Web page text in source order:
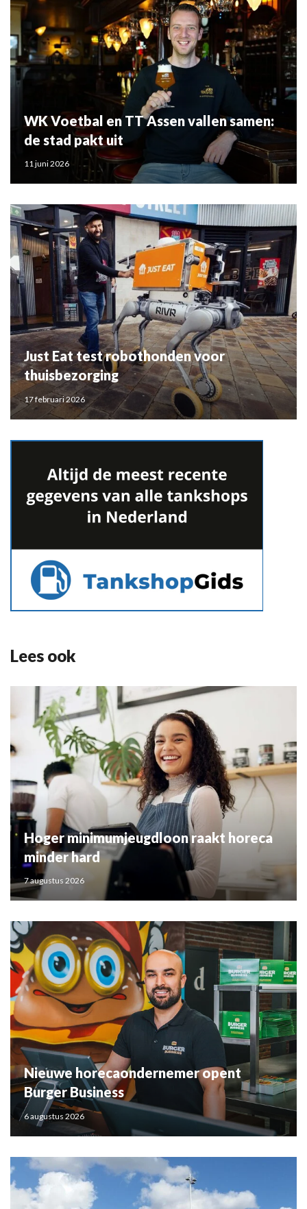
WK Voetbal en TT Assen vallen samen:
de stad pakt uit
11 juni 2026
Just Eat test robothonden voor
thuisbezorging
17 februari 2026
Lees ook
Hoger minimumjeugdloon raakt horeca
minder hard
7 augustus 2026
Nieuwe horecaondernemer opent
Burger Business
6 augustus 2026